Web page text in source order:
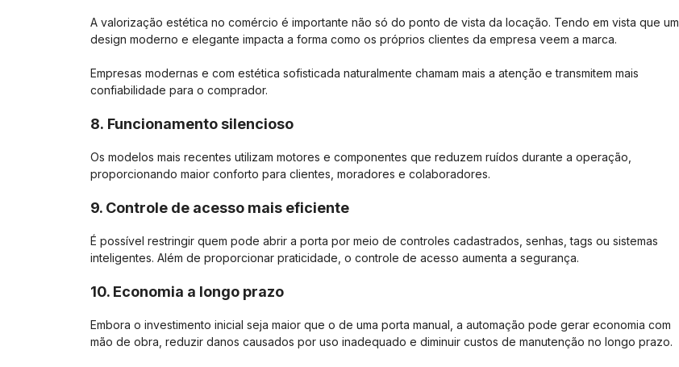
A valorização estética no comércio é importante não só do ponto de vista da locação. Tendo em vista que um
design moderno e elegante impacta a forma como os próprios clientes da empresa veem a marca.
Empresas modernas e com estética sofisticada naturalmente chamam mais a atenção e transmitem mais
confiabilidade para o comprador.
8. Funcionamento silencioso
Os modelos mais recentes utilizam motores e componentes que reduzem ruídos durante a operação,
proporcionando maior conforto para clientes, moradores e colaboradores.
9. Controle de acesso mais eficiente
É possível restringir quem pode abrir a porta por meio de controles cadastrados, senhas, tags ou sistemas
inteligentes. Além de proporcionar praticidade, o controle de acesso aumenta a segurança.
10. Economia a longo prazo
Embora o investimento inicial seja maior que o de uma porta manual, a automação pode gerar economia com
mão de obra, reduzir danos causados por uso inadequado e diminuir custos de manutenção no longo prazo.